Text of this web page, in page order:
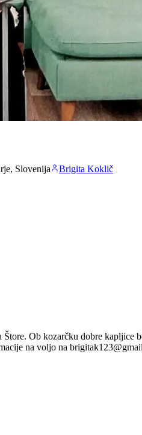
Slovenija
Brigita Koklič
Ob kozarčku dobre
na voljo na